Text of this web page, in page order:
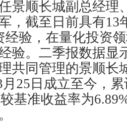
景顺长城副总经理
，截至日前具有13
经验，在量化投资
验。二季报数据显
共同管理的景顺长
25日成立至今，
基准收益率为